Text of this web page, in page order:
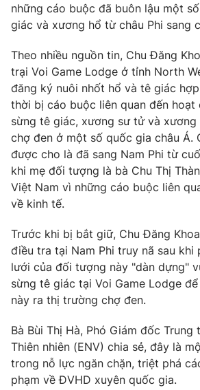
Tư vấn
Emagazine Podcast
Photo
Video Shorts
VTV Money VTV
Thị trường 24h Tấm
VTV4
VTV9 VTV8
Liên hệ tòa soạn English
những cáo buộc đã buôn lậu một
giác và xương hổ từ châu Phi sang
Theo nhiều nguồn tin, Chu Đăng
trại Voi Game Lodge ở tỉnh North
đăng ký nuôi nhốt hổ và tê giác
thời bị cáo buộc liên quan đến hoạt
sừng tê giác, xương sư tử và
chợ đen ở một số quốc gia châu Á.
được cho là đã sang Nam Phi từ
khi mẹ đối tượng là bà Chu Thị
Việt Nam vì những cáo buộc liên
về kinh tế.
Trước khi bị bắt giữ, Chu Đăng
điều tra tại Nam Phi truy nã sau khi
lưới của đối tượng này "dàn dựng"
sừng tê giác tại Voi Game Lodge
này ra thị trường chợ đen.
Bà Bùi Thị Hà, Phó Giám đốc Trung
Thiên nhiên (ENV) chia sẻ, đây là
trong nỗ lực ngăn chặn, triệt phá
phạm về ĐVHD xuyên quốc gia.